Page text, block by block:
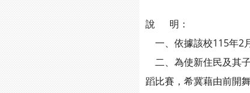
說 明：
一、依據該校115年2
二、為使新住民及其
蹈比賽，希冀藉由前開